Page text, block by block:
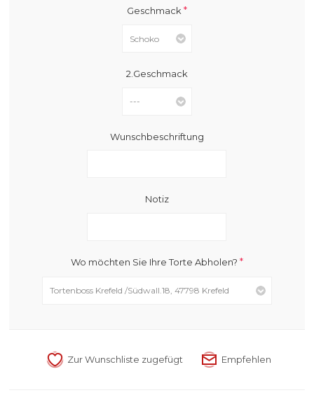
Geschmack *
2.Geschmack
Wunschbeschriftung
Notiz
Wo möchten Sie Ihre Torte Abholen? *